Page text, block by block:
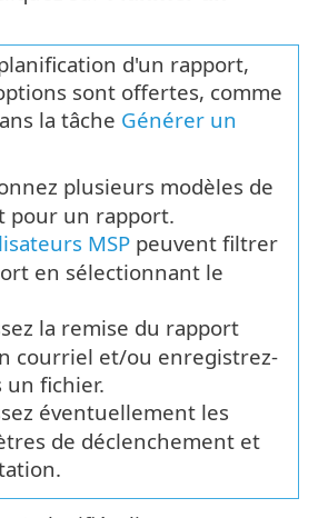
d'un rapport,
sont offertes, comme
la tâche Générer un
plusieurs modèles de
pour un rapport.
MSP peuvent filtrer
en sélectionnant le
la remise du rapport
courriel et/ou enregistrez-
un fichier.
éventuellement les
de déclenchement et